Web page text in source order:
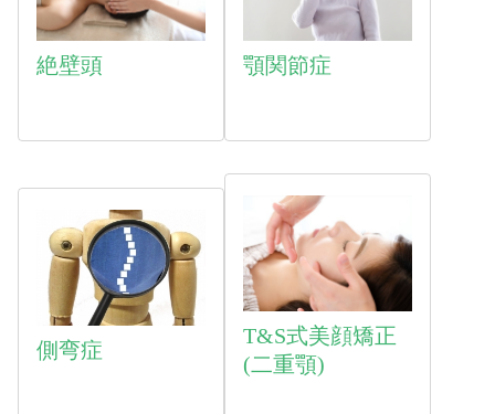
絶壁頭 顎関節症
側弯症
T&S式美顔矯正
(二重顎)